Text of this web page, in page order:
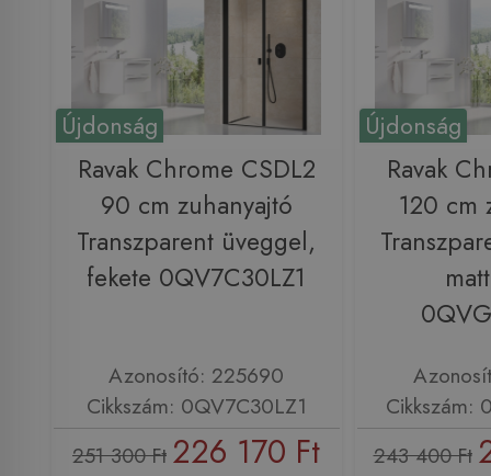
Újdonság
Ravak Chrome CSDL2
90 cm zuhanyajtó
Transzparent üveggel,
fekete 0QV7C30LZ1
Azonosító: 225690
Cikkszám: 0QV7C30LZ1
251 300 Ft 226 170 Ft
Újdonság
Ravak
120 cm
Cikkszám:
243 400 Ft